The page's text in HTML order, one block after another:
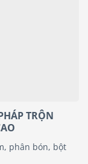
TRỘN
phân bón, bột